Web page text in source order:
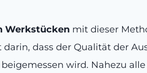
Werkstücken mit dieser
dass der Qualität der
wird. Nahezu